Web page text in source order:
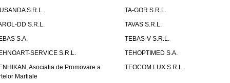
S.R.L.
TA-GOR S.R.L.
DD S.R.L.
TAVAS S.R.L.
S.A.
TEBAS-V S.R.L.
SERVICE S.R.L.
TEHOPTIMED S.A.
Asociatia de Promovare a
Martiale
TEOCOM LUX S.R.L.